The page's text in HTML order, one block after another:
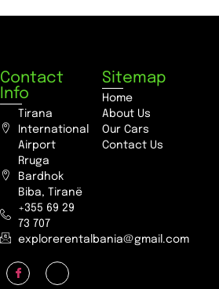
Contact
Info
Tirana
International
Airport
Rruga
Bardhok
Biba, Tiranë
+355 69 29
73 707
explorerentalbania@gmail.com
Sitemap
Home
About Us
Our Cars
Contact Us